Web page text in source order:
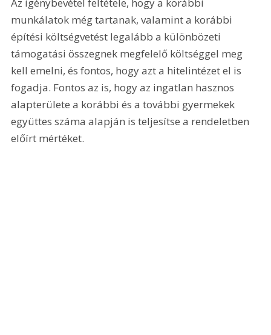
munkálatok még tartanak, valamint a korábbi
építési költségvetést legalább a különbözeti
támogatási összegnek megfelelő költséggel meg
kell emelni, és fontos, hogy azt a hitelintézet el is
fogadja. Fontos az is, hogy az ingatlan hasznos
alapterülete a korábbi és a további gyermekek
együttes száma alapján is teljesítse a rendeletben
előírt mértéket.